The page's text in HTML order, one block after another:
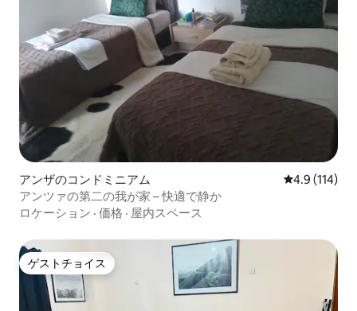
アンザのコンドミニアム レビュー114
4.9 (114)
アンツァの第二の我が家 – 快適で静か
ロケーション · 価格 · 屋内スペース
ゲストチョイス
ゲストチョイス